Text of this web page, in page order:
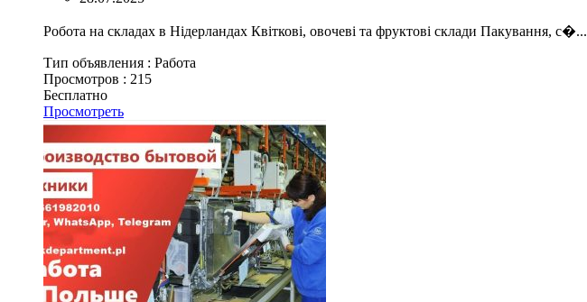
Робота на складах в Нідерландах Квіткові, овочеві та фруктові склади Пакування, с�...
Тип объявления : Работа
Просмотров : 215
Бесплатно
Просмотреть